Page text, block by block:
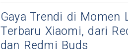
Gaya Trendi di Momen
Terbaru Xiaomi, dari
dan Redmi Buds